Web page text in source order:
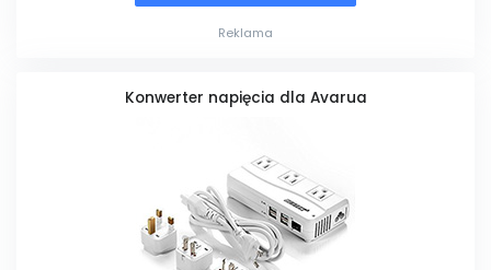
Reklama
Konwerter napięcia dla Avarua